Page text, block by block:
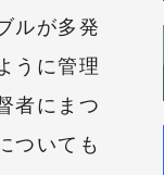
ルが多発
うに管理
者にまつ
ついても